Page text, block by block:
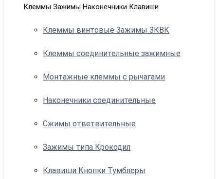
Клеммы Зажимы Наконечники Клавиши
Клеммы винтовые Зажимы ЗКВК
Клеммы соединительные зажимные
Монтажные клеммы с рычагами
Наконечники соединительные
Сжимы ответвительные
Зажимы типа Крокодил
Клавиши Кнопки Тумблеры